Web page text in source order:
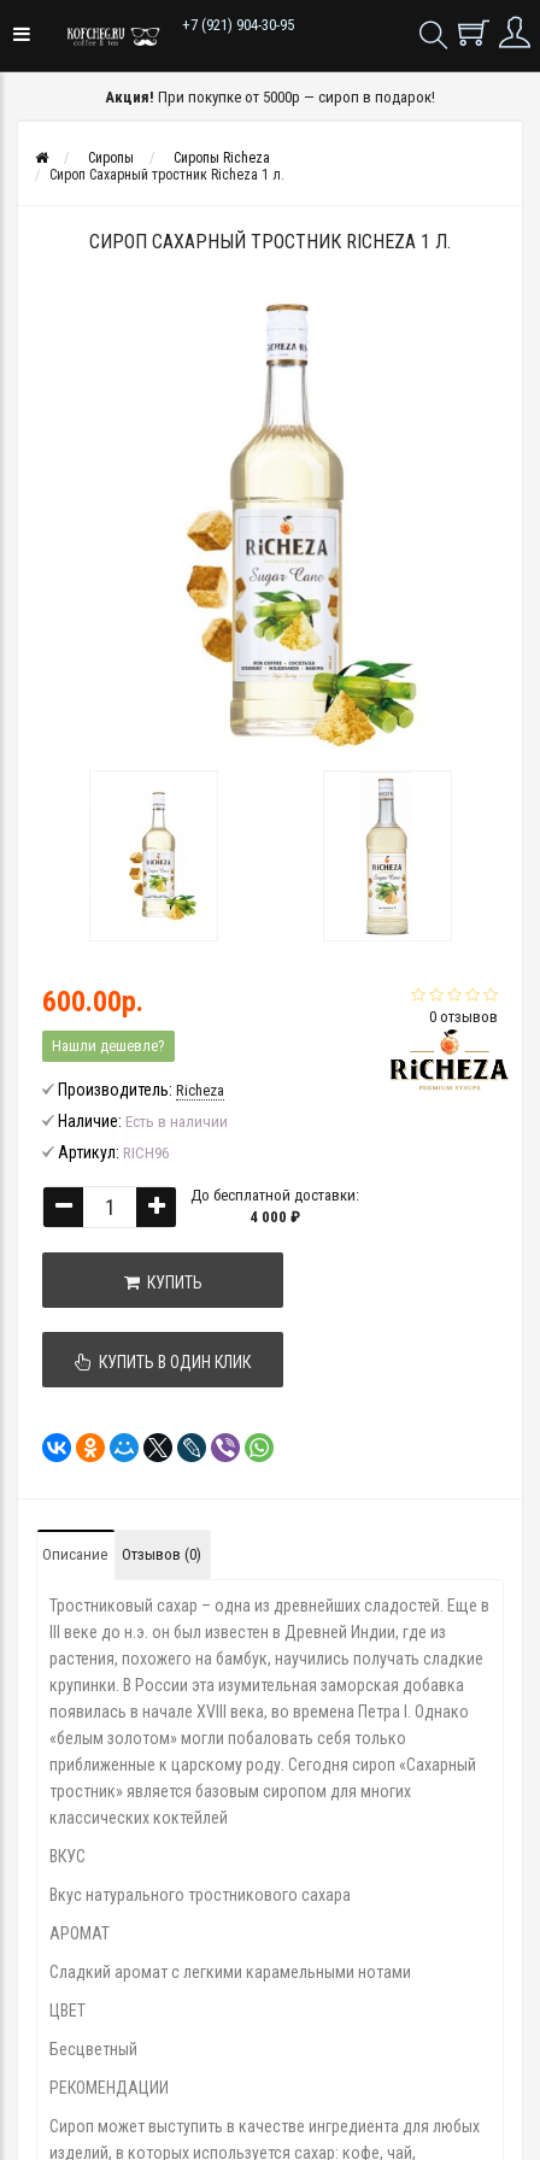
+7 (921) 904-30-95
Акция! При покупке от 5000р — сироп в подарок!
Сиропы
Сиропы Richeza
Сироп Сахарный тростник Richeza 1 л.
СИРОП САХАРНЫЙ ТРОСТНИК RICHEZA 1 Л.
0 отзывов
600.00р.
Нашли дешевле?
Производитель: Richeza
Наличие: Есть в наличии
Артикул: RICH96
До бесплатной доставки:
4 000 ₽
КУПИТЬ
КУПИТЬ В ОДИН КЛИК
Описание Отзывов (0)
Тростниковый сахар – одна из древнейших сладостей. Еще в
III веке до н.э. он был известен в Древней Индии, где из
растения, похожего на бамбук, научились получать сладкие
крупинки. В России эта изумительная заморская добавка
появилась в начале XVIII века, во времена Петра I. Однако
«белым золотом» могли побаловать себя только
приближенные к царскому роду. Сегодня сироп «Сахарный
тростник» является базовым сиропом для многих
классических коктейлей
ВКУС
Вкус натурального тростникового сахара
АРОМАТ
Сладкий аромат с легкими карамельными нотами
ЦВЕТ
Бесцветный
РЕКОМЕНДАЦИИ
Сироп может выступить в качестве ингредиента для любых
изделий, в которых используется сахар: кофе, чай,